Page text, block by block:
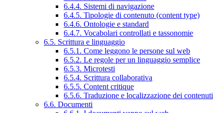
6.4.4. Sistemi di navigazione
6.4.5. Tipologie di contenuto (content type)
6.4.6. Ontologie e standard
6.4.7. Vocabolari controllati e tassonomie
6.5. Scrittura e linguaggio
6.5.1. Come leggono le persone sul web
6.5.2. Le regole per un linguaggio semplice
6.5.3. Microtesti
6.5.4. Scrittura collaborativa
6.5.5. Content critique
6.5.6. Traduzione e localizzazione dei contenuti
6.6. Documenti